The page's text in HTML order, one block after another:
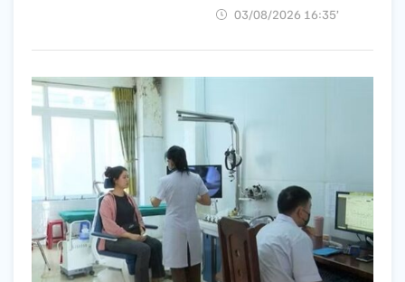
03/08/2026 16:35’